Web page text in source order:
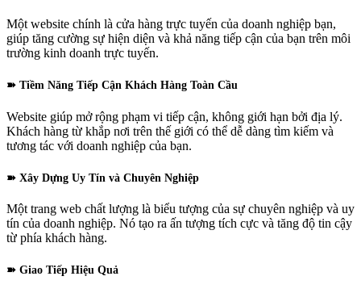
Một website chính là cửa hàng trực tuyến của doanh nghiệp bạn,
giúp tăng cường sự hiện diện và khả năng tiếp cận của bạn trên môi
trường kinh doanh trực tuyến.
➽ Tiềm Năng Tiếp Cận Khách Hàng Toàn Cầu
Website giúp mở rộng phạm vi tiếp cận, không giới hạn bởi địa lý.
Khách hàng từ khắp nơi trên thế giới có thể dễ dàng tìm kiếm và
tương tác với doanh nghiệp của bạn.
➽ Xây Dựng Uy Tín và Chuyên Nghiệp
Một trang web chất lượng là biểu tượng của sự chuyên nghiệp và uy
tín của doanh nghiệp. Nó tạo ra ấn tượng tích cực và tăng độ tin cậy
từ phía khách hàng.
➽ Giao Tiếp Hiệu Quả